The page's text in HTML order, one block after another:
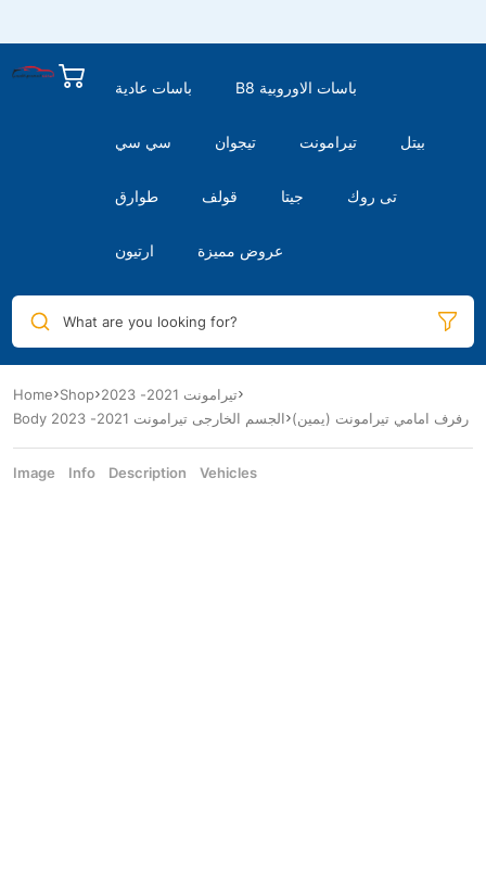
باسات عادية B8 باسات الاوروبية
سي سي تيجوان تيرامونت بيتل
طوارق قولف جيتا تى روك
ارتيون عروض مميزة
What are you looking for?
Home Shop
تيرامونت 2021- 2023
Body الجسم الخارجى تيرامونت 2021- 2023 رفرف امامي تيرامونت (يمين)
Image Info Description Vehicles